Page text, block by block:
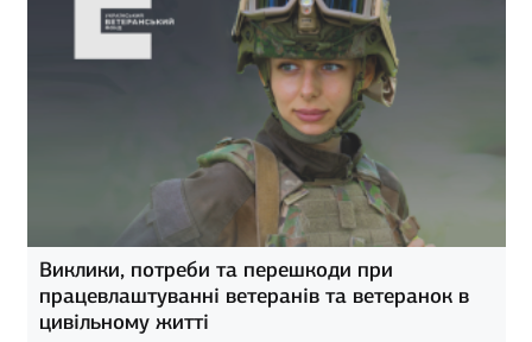
Виклики, потреби та перешкоди при
працевлаштуванні ветеранів та ветеранок в
цивільному житті